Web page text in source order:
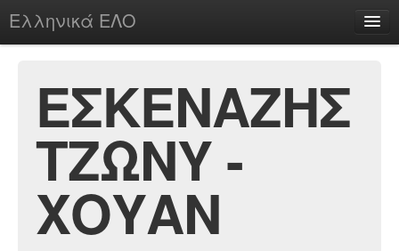
Ελληνικά ΕΛΟ
chesstu.be @ discord
Login
ΕΣΚΕΝΑΖΗΣ
ΤΖΩΝΥ -
ΧΟΥΑΝ